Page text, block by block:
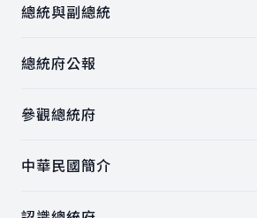
總統與副總統
總統府公報
參觀總統府
中華民國簡介